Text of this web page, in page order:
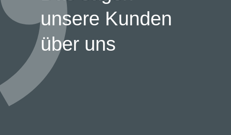
unsere Kunden
über uns